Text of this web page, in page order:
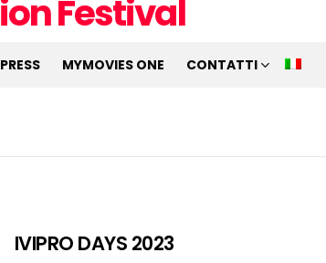
PRESS MYMOVIES ONE CONTATTI
IVIPRO DAYS 2023